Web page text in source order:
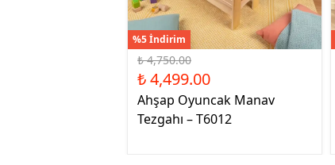
%5 İndirim
₺ 4,750.00
₺ 4,499.00
Ahşap Oyuncak Manav
Tezgahı – T6012